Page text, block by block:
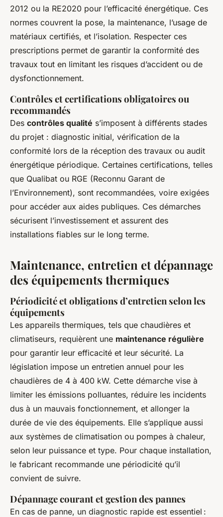
2012 ou la RE2020 pour l’efficacité énergétique. Ces
normes couvrent la pose, la maintenance, l’usage de
matériaux certifiés, et l’isolation. Respecter ces
prescriptions permet de garantir la conformité des
travaux tout en limitant les risques d’accident ou de
dysfonctionnement.
Contrôles et certifications obligatoires ou
recommandés
Des contrôles qualité s’imposent à différents stades
du projet : diagnostic initial, vérification de la
conformité lors de la réception des travaux ou audit
énergétique périodique. Certaines certifications, telles
que Qualibat ou RGE (Reconnu Garant de
l’Environnement), sont recommandées, voire exigées
pour accéder aux aides publiques. Ces démarches
sécurisent l’investissement et assurent des
installations fiables sur le long terme.
Maintenance, entretien et dépannage
des équipements thermiques
Périodicité et obligations d’entretien selon les
équipements
Les appareils thermiques, tels que chaudières et
climatiseurs, requièrent une maintenance régulière
pour garantir leur efficacité et leur sécurité. La
législation impose un entretien annuel pour les
chaudières de 4 à 400 kW. Cette démarche vise à
limiter les émissions polluantes, réduire les incidents
dus à un mauvais fonctionnement, et allonger la
durée de vie des équipements. Elle s’applique aussi
aux systèmes de climatisation ou pompes à chaleur,
selon leur puissance et type. Pour chaque installation,
le fabricant recommande une périodicité qu’il
convient de suivre.
Dépannage courant et gestion des pannes
En cas de panne, un diagnostic rapide est essentiel :